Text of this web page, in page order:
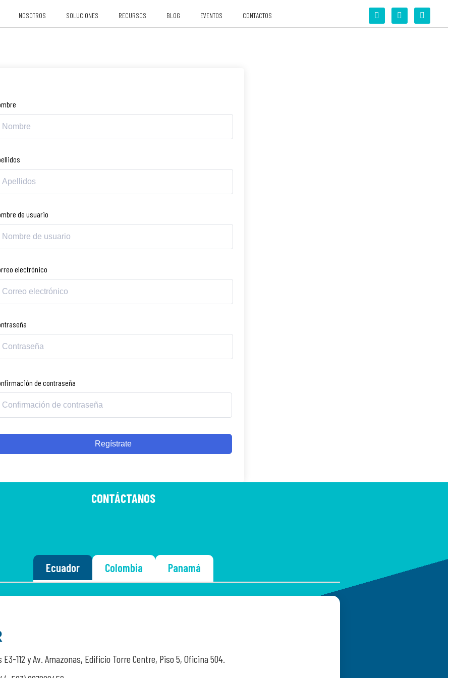
NOSOTROS SOLUCIONES RECURSOS BLOG EVENTOS CONTACTOS
de usuario
electrónico
de contraseña
Regístrate
CONTÁCTANOS
Ecuador Colombia Panamá
E3-112 y Av. Amazonas, Edificio Torre Centre, Piso 5, Oficina 504.